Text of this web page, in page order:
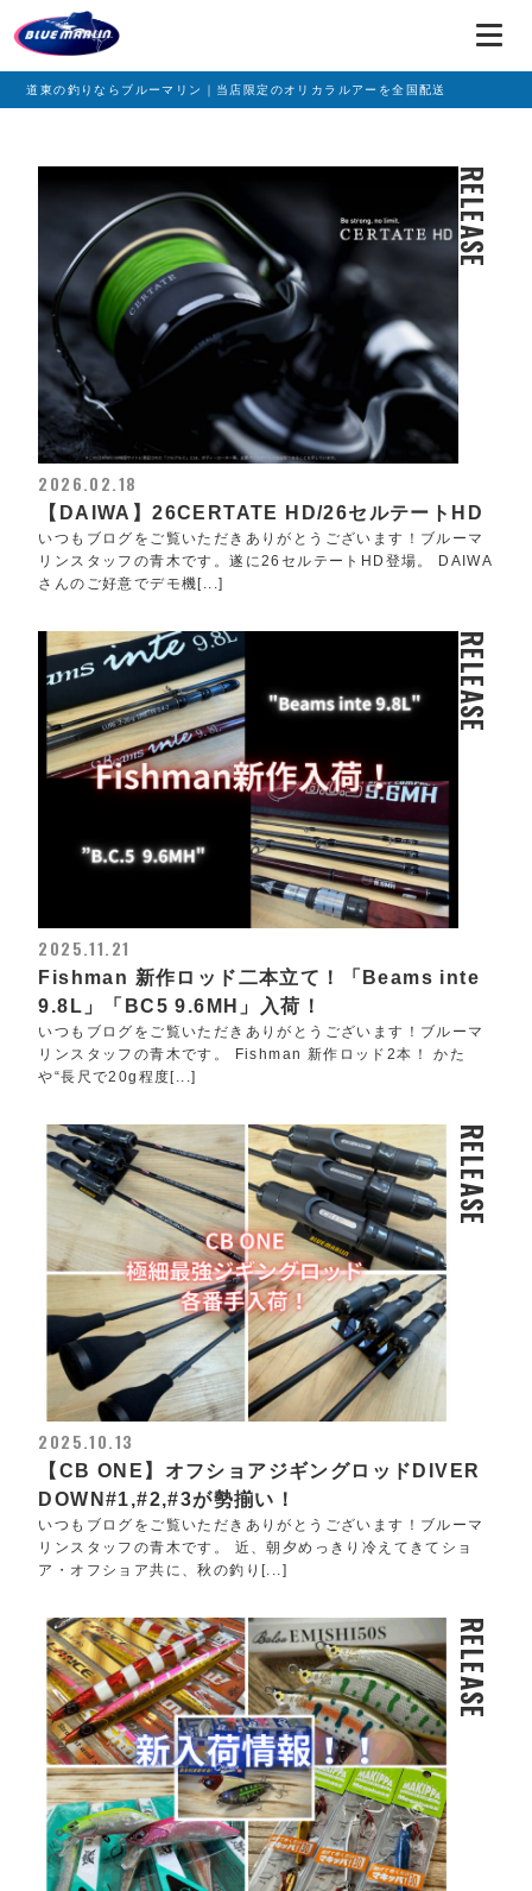
道東の釣りならブルーマリン｜当店限定のオリカラルアーを全国配送
RELEASE
2026.02.18
【DAIWA】26CERTATE HD/26セルテートHD
いつもブログをご覧いただきありがとうございます！ブルーマ
リンスタッフの青木です。遂に26セルテートHD登場。 DAIWA
さんのご好意でデモ機[...]
RELEASE
2025.11.21
Fishman 新作ロッド二本立て！「Beams inte
9.8L」「BC5 9.6MH」入荷！
いつもブログをご覧いただきありがとうございます！ブルーマ
リンスタッフの青木です。 Fishman 新作ロッド2本！ かた
や“長尺で20g程度[...]
RELEASE
2025.10.13
【CB ONE】オフショアジギングロッドDIVER
DOWN#1,#2,#3が勢揃い！
いつもブログをご覧いただきありがとうございます！ブルーマ
リンスタッフの青木です。 近、朝夕めっきり冷えてきてショ
ア・オフショア共に、秋の釣り[...]
RELEASE